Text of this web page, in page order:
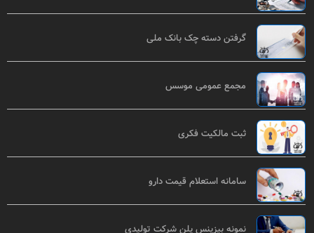
گرفتن دسته چک بانک ملی
مجمع عمومی موسس
ثبت مالکیت فکری
سامانه استعلام قیمت دارو
نمونه بیزینس پلن شرکت تولیدی